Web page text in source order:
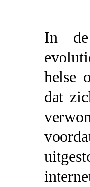
In de
helse
dat